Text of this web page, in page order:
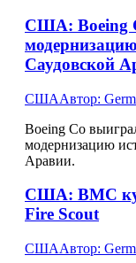
США: Boeing
Саудовской
СШААвтор:
Boeing Co
модернизацию
Аравии.
США: ВМС
Fire Scout
СШААвтор: